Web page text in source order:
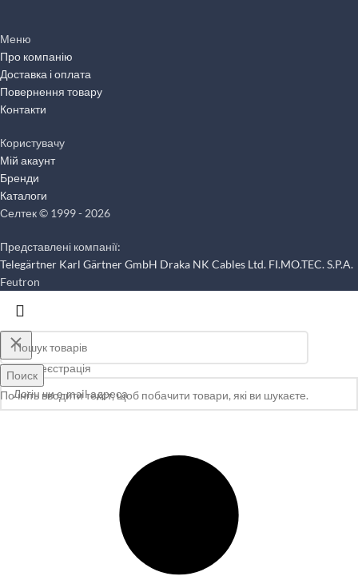
Меню
Про компанію
Доставка і оплата
Повернення товару
Контакти
Користувачу
Мій акаунт
Бренди
Каталоги
Селтек © 1999 - 2026
Представлені компанії:
Telegärtner Karl Gärtner GmbH Draka NK Cables Ltd. FI.MO.TEC. S.P.A.
Feutron
Поиск
Почніть вводити текст, щоб побачити товари, які ви шукаєте.
УвійтиРеєстрація